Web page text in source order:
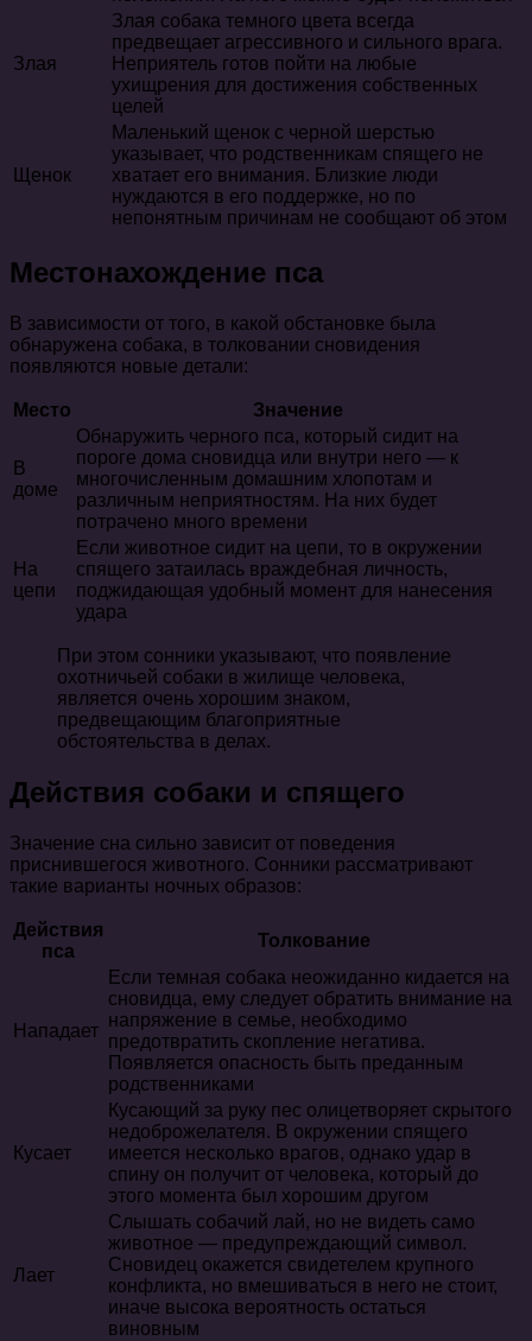
Злая
Злая собака темного цвета всегда
предвещает агрессивного и сильного врага.
Неприятель готов пойти на любые
ухищрения для достижения собственных
целей
Щенок
Маленький щенок с черной шерстью
указывает, что родственникам спящего не
хватает его внимания. Близкие люди
нуждаются в его поддержке, но по
непонятным причинам не сообщают об этом
Местонахождение пса
В зависимости от того, в какой обстановке была
обнаружена собака, в толковании сновидения
появляются новые детали:
Место Значение
В
доме
Обнаружить черного пса, который сидит на
пороге дома сновидца или внутри него — к
многочисленным домашним хлопотам и
различным неприятностям. На них будет
потрачено много времени
На
цепи
Если животное сидит на цепи, то в окружении
спящего затаилась враждебная личность,
поджидающая удобный момент для нанесения
удара
При этом сонники указывают, что появление
охотничьей собаки в жилище человека,
является очень хорошим знаком,
предвещающим благоприятные
обстоятельства в делах.
Действия собаки и спящего
Значение сна сильно зависит от поведения
приснившегося животного. Сонники рассматривают
такие варианты ночных образов:
Действия
пса
Толкование
Нападает
Если темная собака неожиданно кидается на
сновидца, ему следует обратить внимание на
напряжение в семье, необходимо
предотвратить скопление негатива.
Появляется опасность быть преданным
родственниками
Кусает
Кусающий за руку пес олицетворяет скрытого
недоброжелателя. В окружении спящего
имеется несколько врагов, однако удар в
спину он получит от человека, который до
этого момента был хорошим другом
Лает
Слышать собачий лай, но не видеть само
животное — предупреждающий символ.
Сновидец окажется свидетелем крупного
конфликта, но вмешиваться в него не стоит,
иначе высока вероятность остаться
виновным